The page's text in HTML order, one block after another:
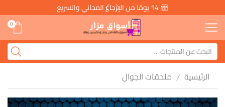
14 يومًا من الإرجاع المجاني والسريع
0
الرئيسية / ملحقات الجوال